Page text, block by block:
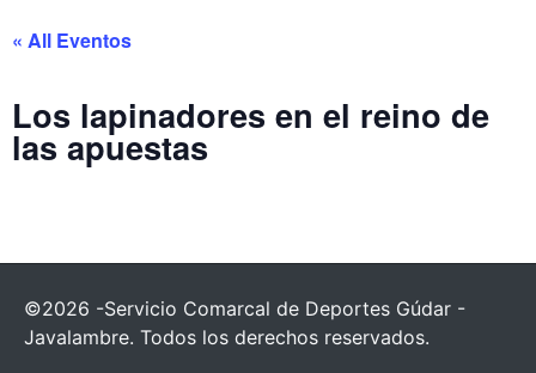
« All Eventos
Los lapinadores en el reino de
las apuestas
©2026 -Servicio Comarcal de Deportes Gúdar -
Javalambre. Todos los derechos reservados.